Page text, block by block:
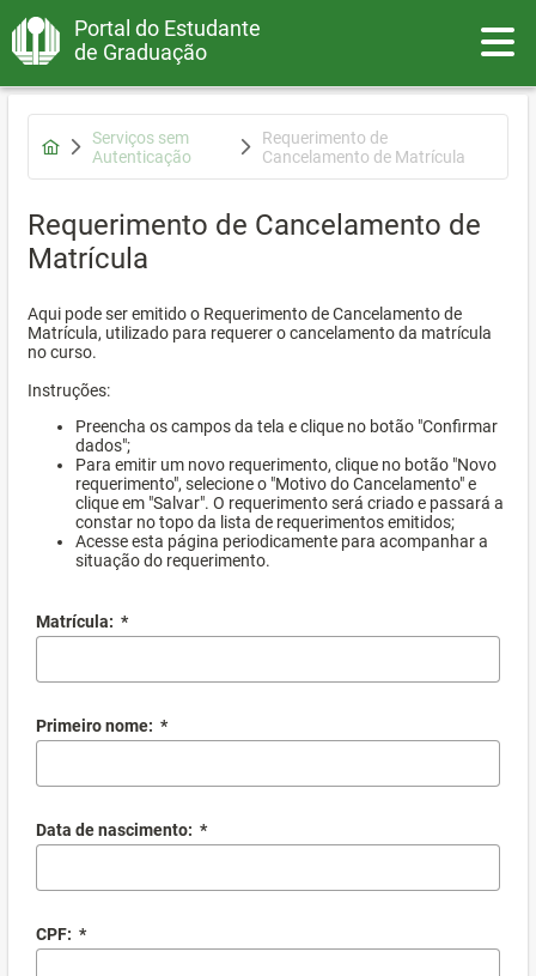
Portal do Estudante
de Graduação
Serviços sem
Autenticação
Requerimento de
Cancelamento de Matrícula
Requerimento de Cancelamento de
Matrícula
Aqui pode ser emitido o Requerimento de Cancelamento de
Matrícula, utilizado para requerer o cancelamento da matrícula
no curso.
Instruções:
Preencha os campos da tela e clique no botão "Confirmar
dados";
Para emitir um novo requerimento, clique no botão "Novo
requerimento", selecione o "Motivo do Cancelamento" e
clique em "Salvar". O requerimento será criado e passará a
constar no topo da lista de requerimentos emitidos;
Acesse esta página periodicamente para acompanhar a
situação do requerimento.
Matrícula: *
Primeiro nome: *
Data de nascimento: *
CPF: *